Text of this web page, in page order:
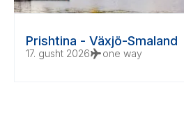
Prishtina - Växjö-Smaland
17. gusht 2026flightone way